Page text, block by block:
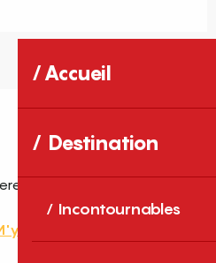
Accueil
Destination
Incontournables
66740 Laroque-des-
rendre